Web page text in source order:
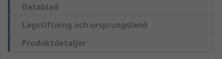
Datablad
Lagstiftning och ursprungsland
Produktdetaljer